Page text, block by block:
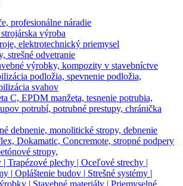
profesionálne náradie
výroba
elektrotechnický priemysel
strešné odvetranie
výrobky, kompozity v stavebníctve
podložia, spevnenie podložia,
svahov
C, EPDM manžeta, tesnenie potrubia,
potrubí, potrubné prestupy, chránička
debnenie, monolitické stropy, debnenie
Dokamatic, Concremote, stropné podpery
stropy,
| Trapézové plechy | Oceľové strechy |
| Opláštenie budov | Strešné systémy |
| Stavebné materiály | Priemyselné